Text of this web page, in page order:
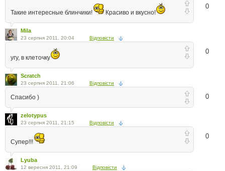
0
Такие интересные блинчики! Красиво и вкусно!
Mila
23 серпня 2011, 20:04 Відповісти
0
угу, в клеточку
Scratch
23 серпня 2011, 21:06 Відповісти
0
Спасибо )
zelotypus
23 серпня 2011, 21:15 Відповісти
0
Супер!!!
Lyuba
12 вересня 2011, 21:09 Відповісти